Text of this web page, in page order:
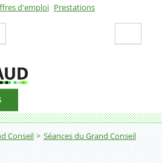
d'emploi Prestations
Conseil Séances du Grand Conseil